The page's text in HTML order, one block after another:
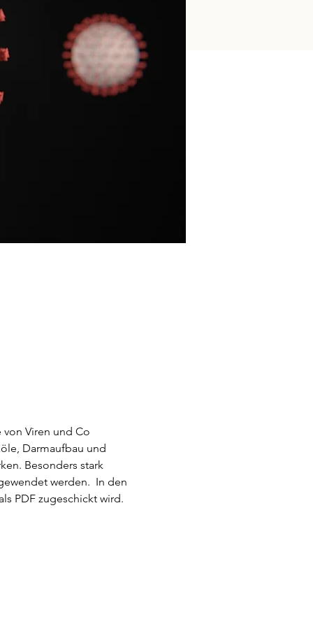
Viren und Co
Darmaufbau und
Besonders stark
werden.  In den
PDF zugeschickt wird.